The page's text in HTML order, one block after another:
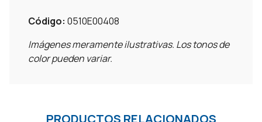
Código: 0510E00408
Imágenes meramente ilustrativas. Los tonos de
color pueden variar.
PRODUCTOS RELACIONADOS